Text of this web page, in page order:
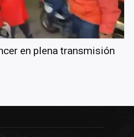
en plena transmisión